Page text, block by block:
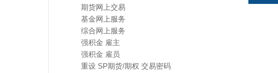
期货网上交易
基金网上服务
综合网上服务
强积金 雇主
强积金 雇员
重设 SP期货/期权 交易密码